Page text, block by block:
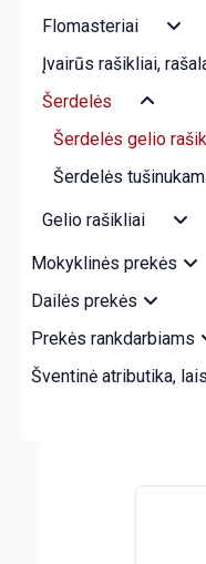
Flomasteriai
Įvairūs rašikliai,
Šerdelės
Šerdelės gelio
Šerdelės
Gelio rašikliai
Mokyklinės prekės
Dailės prekės
Prekės rankdarbiams
Šventinė atributika,